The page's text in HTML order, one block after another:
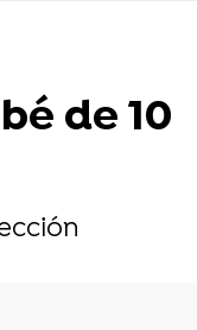
de 10